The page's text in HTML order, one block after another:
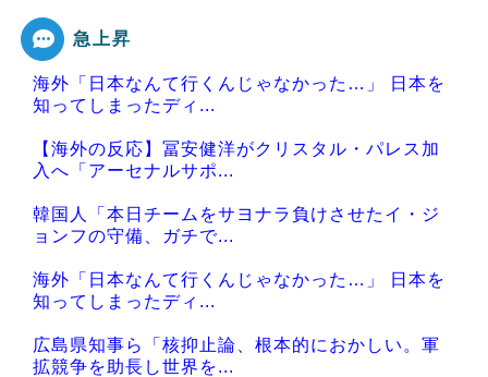
急上昇
海外「日本なんて行くんじゃなかった…」 日本を
知ってしまったディ...
【海外の反応】冨安健洋がクリスタル・パレス加
入へ「アーセナルサポ...
韓国人「本日チームをサヨナラ負けさせたイ・ジ
ョンフの守備、ガチで...
海外「日本なんて行くんじゃなかった…」 日本を
知ってしまったディ...
広島県知事ら「核抑止論、根本的におかしい。軍
拡競争を助長し世界を...